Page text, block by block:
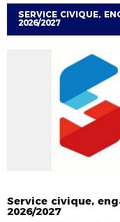
SERVICE CIVIQUE,
2026/2027
Service civique,
2026/2027